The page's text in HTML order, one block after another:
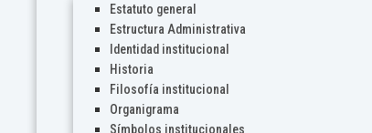
Estatuto general
Estructura Administrativa
Identidad institucional
Historia
Filosofía institucional
Organigrama
Símbolos institucionales